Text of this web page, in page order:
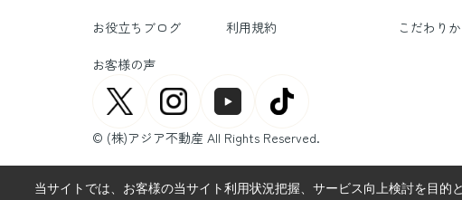
お役立ちブログ 利用規約 こだわり
お客様の声
© (株)アジア不動産 All Rights Reserved.
当サイトでは、お客様の当サイト利用状況把握、サービス向上検討を目的